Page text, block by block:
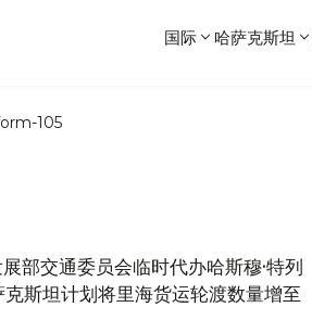
国际 哈萨克斯坦
105
交通委员会临时代办哈斯穆·特列
斯坦计划将里海货运轮渡数量增至